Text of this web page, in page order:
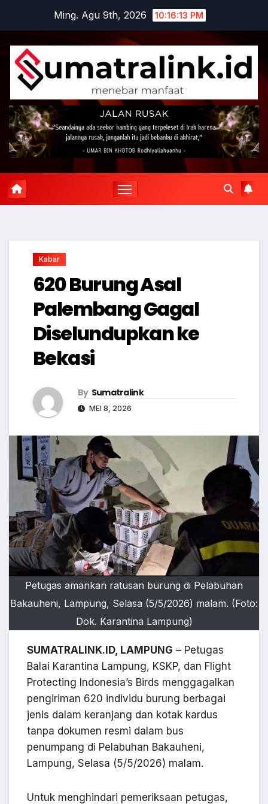
content
Ming. Agu 9th, 2026 10:16:14 PM
Kabar
620 Burung Asal
Palembang Gagal
Diselundupkan ke
Bekasi
By Sumatralink
MEI 8, 2026
Petugas amankan ratusan burung di Pelabuhan
Bakauheni, Lampung, Selasa (5/5/2026) malam. (Foto:
Dok. Karantina Lampung)
SUMATRALINK.ID, LAMPUNG – Petugas
Balai Karantina Lampung, KSKP, dan Flight
Protecting Indonesia’s Birds menggagalkan
pengiriman 620 individu burung berbagai
jenis dalam keranjang dan kotak kardus
tanpa dokumen resmi dalam bus
penumpang di Pelabuhan Bakauheni,
Lampung, Selasa (5/5/2026) malam.
Untuk menghindari pemeriksaan petugas,